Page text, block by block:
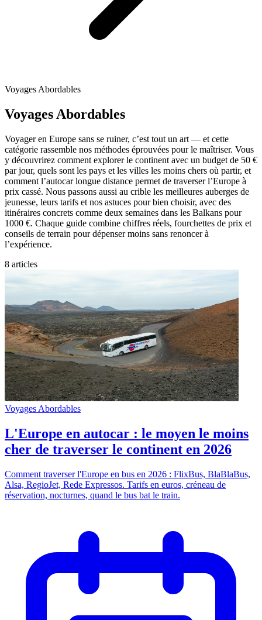
Voyages Abordables
Voyages Abordables
Voyager en Europe sans se ruiner, c’est tout un art — et cette
catégorie rassemble nos méthodes éprouvées pour le maîtriser. Vous
y découvrirez comment explorer le continent avec un budget de 50 €
par jour, quels sont les pays et les villes les moins chers où partir, et
comment l’autocar longue distance permet de traverser l’Europe à
prix cassé. Nous passons aussi au crible les meilleures auberges de
jeunesse, leurs tarifs et nos astuces pour bien choisir, avec des
itinéraires concrets comme deux semaines dans les Balkans pour
1000 €. Chaque guide combine chiffres réels, fourchettes de prix et
conseils de terrain pour dépenser moins sans renoncer à
l’expérience.
8 articles
Voyages Abordables
L'Europe en autocar : le moyen le moins
cher de traverser le continent en 2026
Comment traverser l'Europe en bus en 2026 : FlixBus, BlaBlaBus,
Alsa, RegioJet, Rede Expressos. Tarifs en euros, créneau de
réservation, nocturnes, quand le bus bat le train.